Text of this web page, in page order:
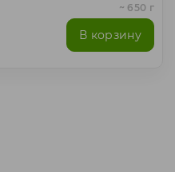
~ 650 г
В корзину